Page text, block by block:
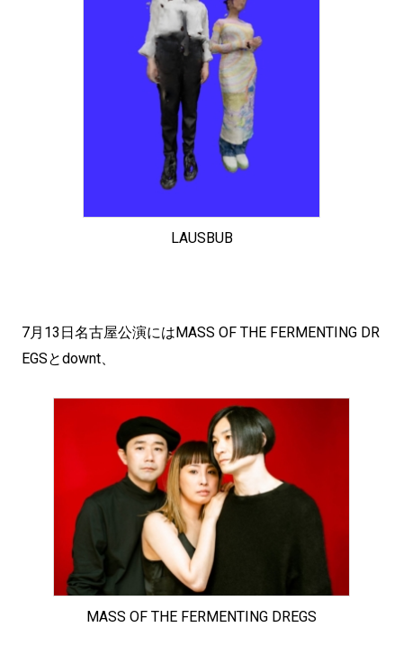
LAUSBUB
7月13日名古屋公演にはMASS OF THE FERMENTING DR
EGSとdownt、
MASS OF THE FERMENTING DREGS